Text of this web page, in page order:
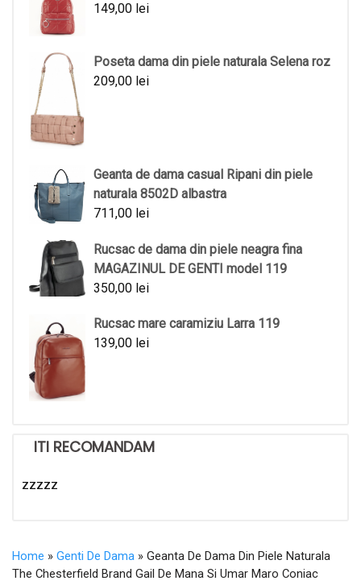
149,00 lei
Poseta dama din piele naturala Selena roz
209,00 lei
Geanta de dama casual Ripani din piele
naturala 8502D albastra
711,00 lei
Rucsac de dama din piele neagra fina
MAGAZINUL DE GENTI model 119
350,00 lei
Rucsac mare caramiziu Larra 119
139,00 lei
ITI RECOMANDAM
zzzzz
Home » Genti De Dama » Geanta De Dama Din Piele Naturala
The Chesterfield Brand Gail De Mana Si Umar Maro Coniac